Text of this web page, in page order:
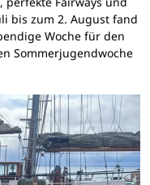
bis zum 2. August fand
Woche für den
Sommerjugendwoche